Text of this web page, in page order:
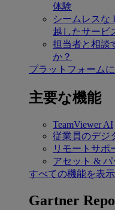
体験
シームレスな
越したサービ
担当者と相談
か？
プラットフォーム
主要な機能
TeamViewer AI
従業員のデジ
リモートサポ
アセット & パ
すべての機能を表示
Gartner